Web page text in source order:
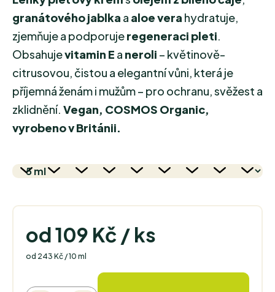
granátového jablka a aloe vera hydratuje,
zjemňuje a podporujeregeneraci pleti.
Obsahujevitamin E a neroli – květinově-
citrusovou, čistou a elegantní vůni, která je
příjemná ženám i mužům – pro ochranu, svěžest a
zklidnění. Vegan, COSMOS Organic,
vyrobeno v Británii.
od109 Kč / ks
Měrná cena:
od 243 Kč / 10 ml